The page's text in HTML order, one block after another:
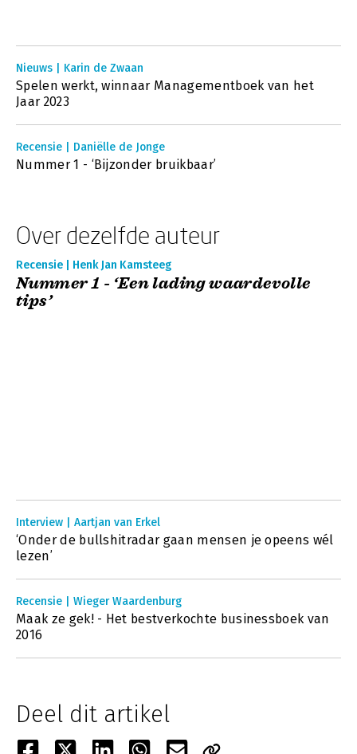
Nieuws | Karin de Zwaan
Spelen werkt, winnaar Managementboek van het
Jaar 2023
Recensie | Daniëlle de Jonge
Nummer 1 - ‘Bijzonder bruikbaar’
Over dezelfde auteur
Recensie | Henk Jan Kamsteeg
Nummer 1 - ‘Een lading waardevolle
tips’
Interview | Aartjan van Erkel
‘Onder de bullshitradar gaan mensen je opeens wél
lezen’
Recensie | Wieger Waardenburg
Maak ze gek! - Het bestverkochte businessboek van
2016
Deel dit artikel